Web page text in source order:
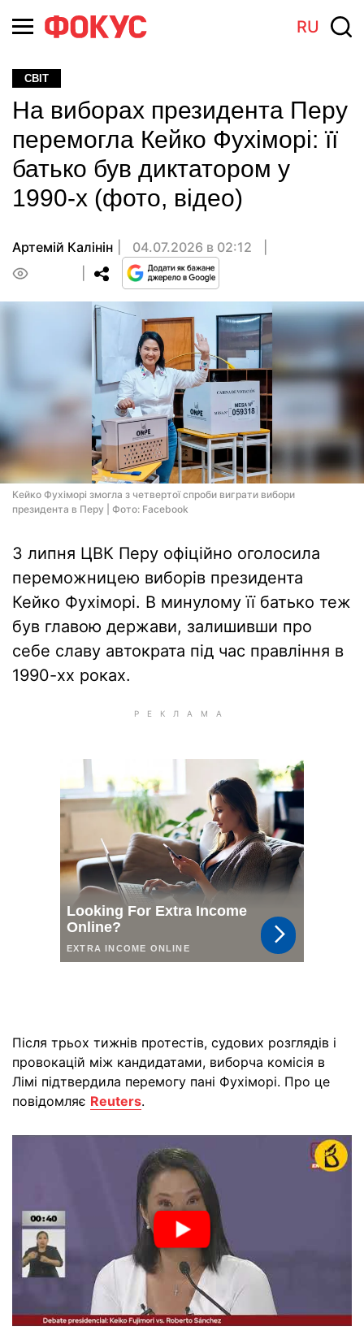
RU
СВІТ
На виборах президента Перу
перемогла Кейко Фухіморі: її
батько був диктатором у
1990-х (фото, відео)
Артемій Калінін
04.07.2026 в 02:12
Кейко Фухіморі змогла з четвертої спроби виграти вибори
президента в Перу | Фото: Facebook
3 липня ЦВК Перу офіційно оголосила
переможницею виборів президента
Кейко Фухіморі. В минулому її батько теж
був главою держави, залишивши про
себе славу автократа під час правління в
1990-хх роках.
Після трьох тижнів протестів, судових розглядів і
провокацій між кандидатами, виборча комісія в
Лімі підтвердила перемогу пані Фухіморі. Про це
повідомляє Reuters.